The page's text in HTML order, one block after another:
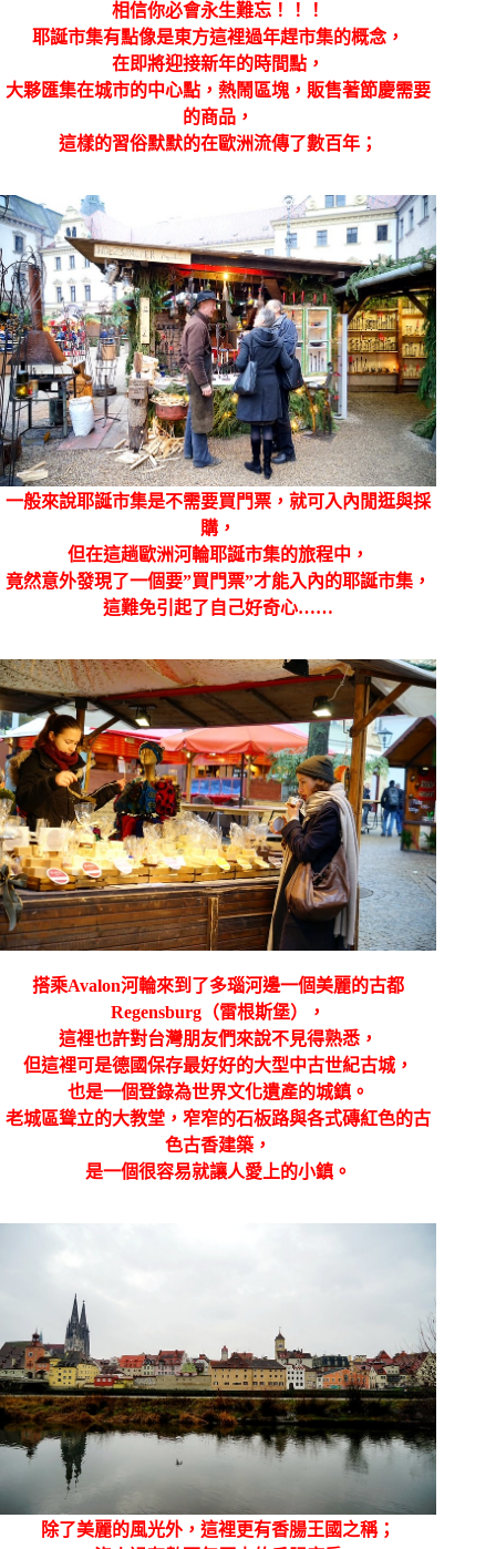
相信你必會永生難忘！！！
耶誕市集有點像是東方這裡過年趕市集的概念，
在即將迎接新年的時間點，
大夥匯集在城市的中心點，熱鬧區塊，販售著節慶需要
的商品，
這樣的習俗默默的在歐洲流傳了數百年；
一般來說耶誕市集是不需要買門票，就可入內閒逛與採
購，
但在這趟歐洲河輪耶誕市集的旅程中，
竟然意外發現了一個要”買門票”才能入內的耶誕市集，
這難免引起了自己好奇心……
搭乘Avalon河輪來到了多瑙河邊一個美麗的古都
Regensburg （雷根斯堡），
這裡也許對台灣朋友們來說不見得熟悉，
但這裡可是德國保存最好好的大型中古世紀古城，
也是一個登錄為世界文化遺產的城鎮。
老城區聳立的大教堂，窄窄的石板路與各式磚紅色的古
色古香建築，
是一個很容易就讓人愛上的小鎮。
除了美麗的風光外，這裡更有香腸王國之稱；